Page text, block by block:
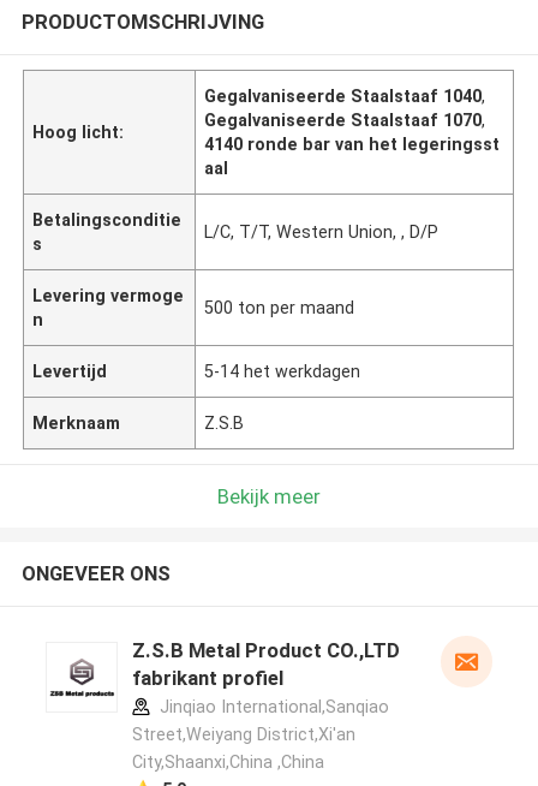
PRODUCTOMSCHRIJVING
Hoog licht:
Gegalvaniseerde Staalstaaf 1040,
Gegalvaniseerde Staalstaaf 1070,
4140 ronde bar van het legeringsst
aal
Betalingsconditie
s
L/C, T/T, Western Union, , D/P
Levering vermoge
n
500 ton per maand
Levertijd 5-14 het werkdagen
Merknaam Z.S.B
Bekijk meer
ONGEVEER ONS
Z.S.B Metal Product CO.,LTD
fabrikant profiel
Jinqiao International,Sanqiao
Street,Weiyang District,Xi'an
City,Shaanxi,China ,China